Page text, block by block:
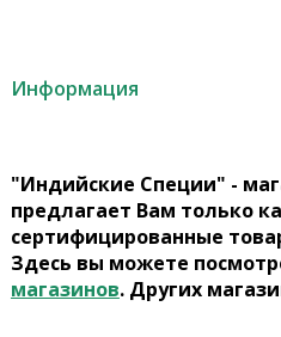
Информация
"Индийские Специи" -
предлагает Вам только
сертифицированные
Здесь вы можете
магазинов. Других